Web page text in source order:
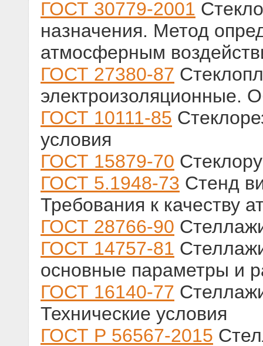
ГОСТ 30779-2001
назначения. Метод
атмосферным
ГОСТ 27380-87
электроизоляционные.
ГОСТ 10111-85
условия
ГОСТ 15879-70
ГОСТ 5.1948-73 Стенд
Требования к качеству
ГОСТ 28766-90
ГОСТ 14757-81
основные параметры и
ГОСТ 16140-77
Технические условия
ГОСТ Р 56567-2015